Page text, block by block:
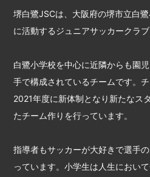
堺白鷺JSCは、大阪府の堺市立白
に活動するジュニアサッカークラブ
白鷺小学校を中心に近隣からも園
手で構成されているチームです。
2021年度に新体制となり新たなス
たチーム作りを行っています。
指導者もサッカーが大好きで選手
っています。小学生は人生におい